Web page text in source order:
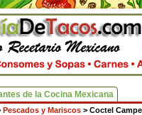
de la Cocina Mexicana
Pescados y Mariscos > Coctel